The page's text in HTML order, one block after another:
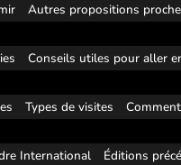
Autres propositions
Conseils utiles pour aller
Types de visites
International
Éditions